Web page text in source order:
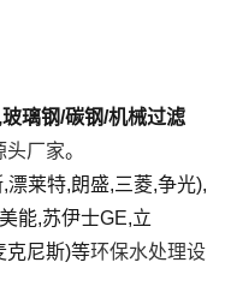
璃钢/碳钢/机械过滤
头厂家。
漂莱特,朗盛,三菱,争光),
能,苏伊士GE,立
克尼斯)等环保水处理设